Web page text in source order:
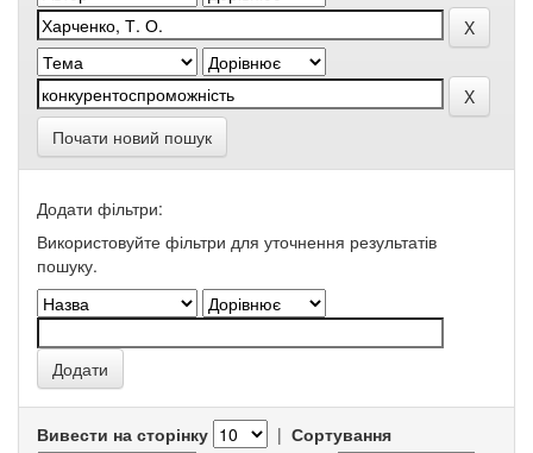
Почати новий пошук
Додати фільтри:
Використовуйте фільтри для уточнення результатів
пошуку.
Вивести на сторінку | Сортування